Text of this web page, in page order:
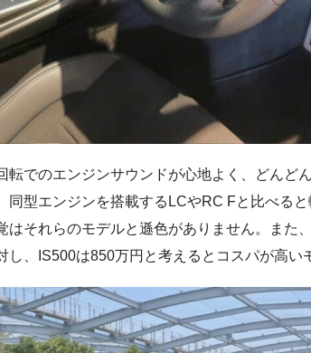
転でのエンジンサウンドが心地よく、どんど
同型エンジンを搭載するLCやRC Fと比べる
はそれらのモデルと遜色がありません。また
し、IS500は850万円と考えるとコスパが高い